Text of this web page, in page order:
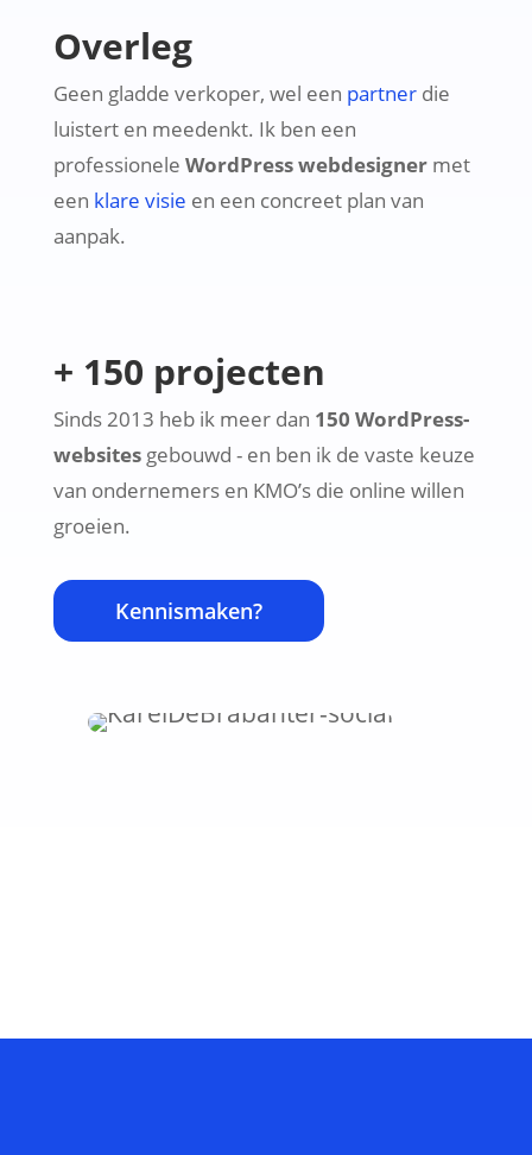
Overleg
Geen gladde verkoper, wel een partnerdie
luistert en meedenkt. Ik ben een
professionele WordPress webdesignermet
een klare visie en een concreet plan van
aanpak.
+ 150 projecten
Sinds 2013 heb ik meer dan 150 WordPress-
websitesgebouwd - en ben ik de vaste keuze
van ondernemers en KMO’s die online willen
groeien.
Kennismaken?